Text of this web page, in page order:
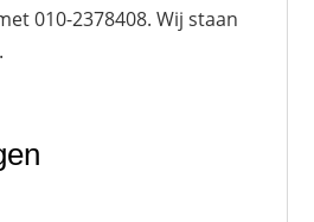
010-2378408. Wij staan